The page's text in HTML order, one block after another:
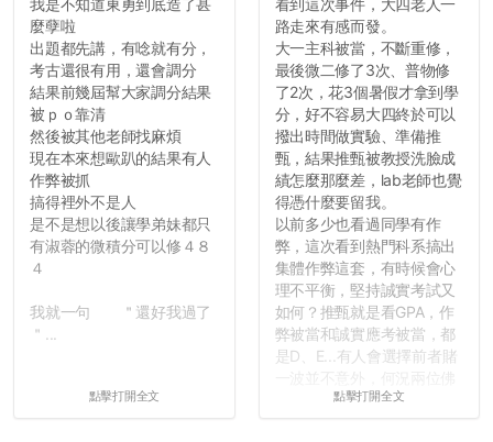
讓你們在社會上適應得更
好。最後，那些作弊的同
學，你們要瞭解到作弊對你
們而言是沒有任何好處的，
大學是你們唯一可以勇敢認
錯但不需要付出太大代價的
地方，你們在這時候如果不
會學會...
麼孽啦
出題都先講，有唸就有分，
考古還很有用，還會調分
結果前幾屆幫大家調分結果
被ｐｏ靠清
然後被其他老師找麻煩
現在本來想歐趴的結果有人
作弊被抓
搞得裡外不是人
是不是想以後讓學弟妹都只
有淑蓉的微積分可以修４８
４
我就一句 ＂還好我過了
＂...
點擊打開全文
路走來有感而發。
大一主科被當，不斷重修，
最後微二修了3次、普物修
了2次，花3個暑假才拿到學
分，好不容易大四終於可以
撥出時間做實驗、準備推
甄，結果推甄被教授洗臉成
績怎麼那麼差，lab老師也覺
得憑什麼要留我。
以前多少也看過同學有作
弊，這次看到熱門科系搞出
集體作弊這套，有時候會心
理不平衡，堅持誠實考試又
如何？推甄就是看GPA，作
弊被當和誠實應考被當，都
是D、E...有人會選擇前者賭
心教授看起來要輕輕放下
點擊打開全文